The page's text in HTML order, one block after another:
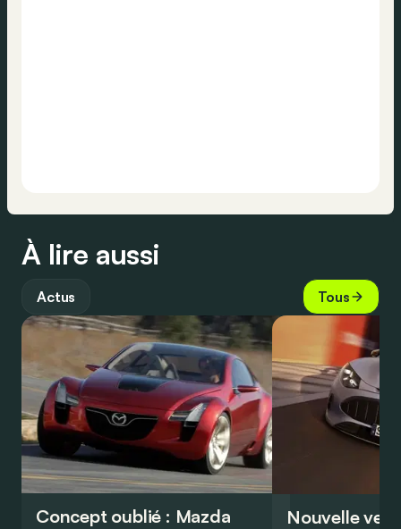
À lire aussi
Actus Tous
Concept oublié : Mazda
Nouvelle